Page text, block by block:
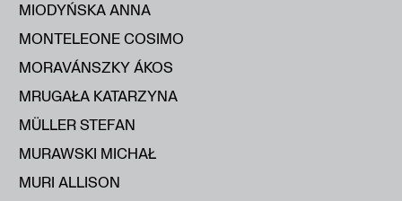
MIODYŃSKA ANNA
MONTELEONE COSIMO
MORAVÁNSZKY ÁKOS
MRUGAŁA KATARZYNA
MÜLLER STEFAN
MURAWSKI MICHAŁ
MURI ALLISON